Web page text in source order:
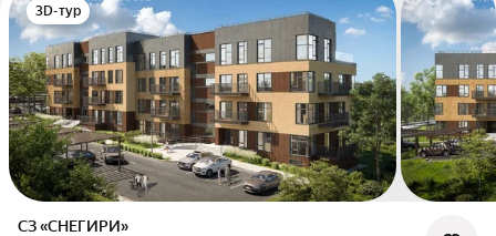
3D-тур
СЗ «СНЕГИРИ»